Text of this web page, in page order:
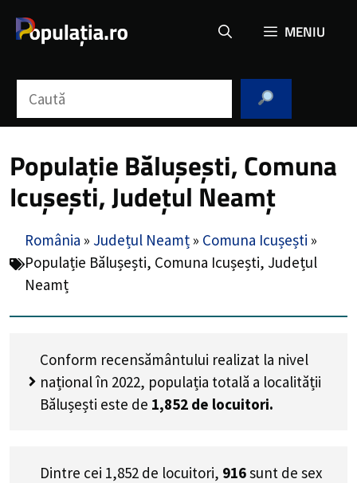
MENIU
Populație Bălușești, Comuna
Icușești, Județul Neamț
România » Județul Neamț » Comuna Icușești »
Populație Bălușești, Comuna Icușești, Județul
Neamț
Conform recensământului realizat la nivel
național în 2022, populația totală a localității
Bălușești este de 1,852 de locuitori.
Dintre cei 1,852 de locuitori, 916sunt de sex